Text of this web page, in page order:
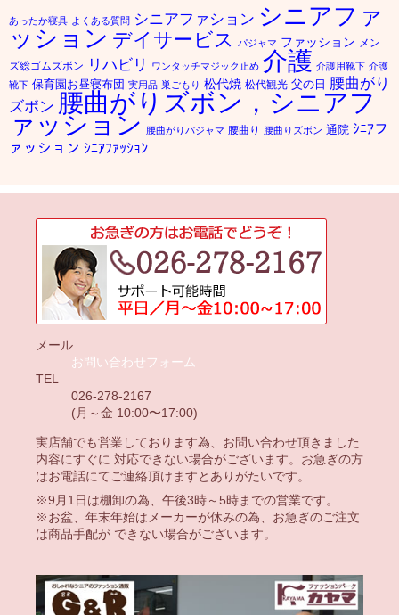
あったか寝具 よくある質問 シニアファション シニアファ
ッション デイサービス パジャマ ファッション メン
ズ総ゴムズボン
リハビリ ワンタッチマジック止め 介護 介護用靴下 介護
靴下 保育園お昼寝布団 実用品 巣ごもり 松代焼 松代観光 父の日 腰曲がり
ズボン 腰曲がりズボン，シニアフ
ァッション 腰曲がりパジャマ 腰曲り 腰曲りズボン 通院 ｼﾆｱフ
ァッション ｼﾆｱﾌｧｯｼｮﾝ
メール
お問い合わせフォーム
TEL
026-278-2167
(月～金 10:00〜17:00)
実店舗でも営業しております為、お問い合わせ頂きました
内容にすぐに 対応できない場合がございます。お急ぎの方
はお電話にてご連絡頂けますとありがたいです。
※9月1日は棚卸の為、午後3時～5時までの営業です。
※お盆、年末年始はメーカーが休みの為、お急ぎのご注文
は商品手配が できない場合がございます。